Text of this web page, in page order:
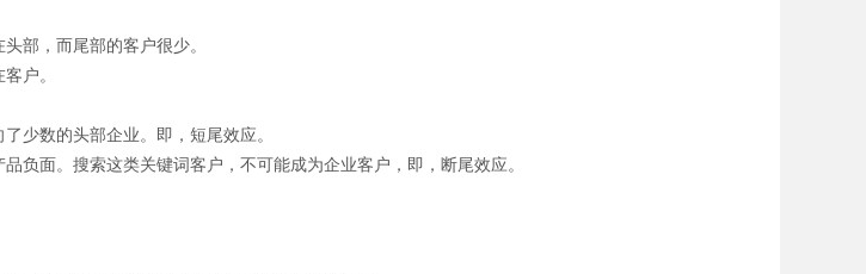
部，而尾部的客户很少。
户。
少数的头部企业。即，短尾效应。
负面。搜索这类关键词客户，不可能成为企业客户，即，断尾效应。